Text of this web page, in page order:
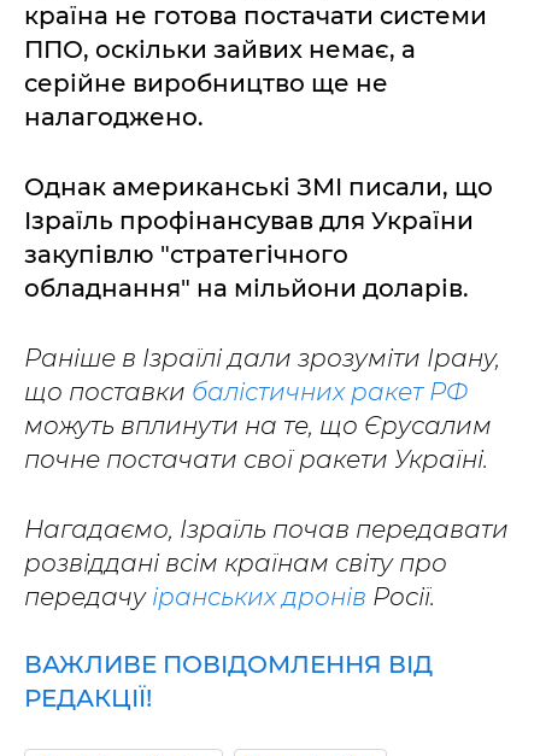
країна не готова постачати системи
ППО, оскільки зайвих немає, а
серійне виробництво ще не
налагоджено.
Однак американські ЗМІ писали, що
Ізраїль профінансував для України
закупівлю "стратегічного
обладнання" на мільйони доларів.
Раніше в Ізраїлі дали зрозуміти Ірану,
що поставки балістичних ракет РФ
можуть вплинути на те, що Єрусалим
почне постачати свої ракети Україні.
Нагадаємо, Ізраїль почав передавати
розвіддані всім країнам світу про
передачу іранських дронів Росії.
ВАЖЛИВЕ ПОВІДОМЛЕННЯ ВІД
РЕДАКЦІЇ!